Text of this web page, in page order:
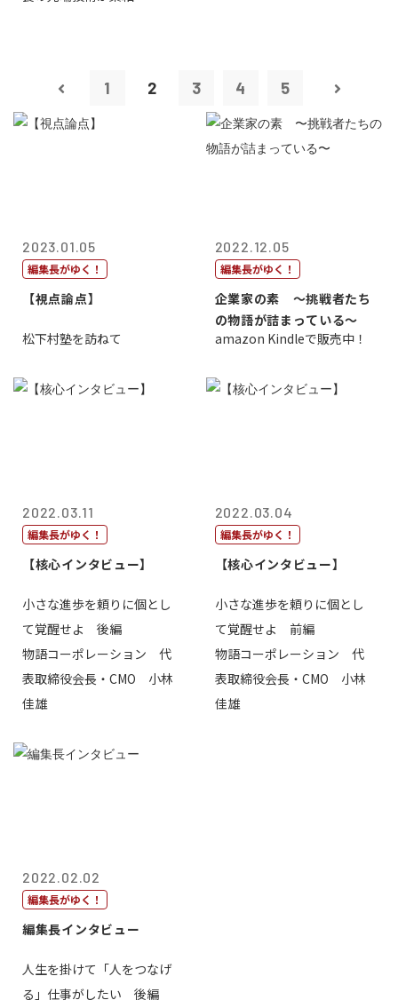
1 2 3 4 5
2023.01.05
編集長がゆく！
【視点論点】
松下村塾を訪ねて
2022.12.05
編集長がゆく！
企業家の素 〜挑戦者たち
の物語が詰まっている〜
amazon Kindleで販売中！
2022.03.11
編集長がゆく！
【核心インタビュー】
小さな進歩を頼りに個とし
て覚醒せよ 後編
物語コーポレーション 代
表取締役会長・CMO 小林
佳雄
2022.03.04
編集長がゆく！
【核心インタビュー】
小さな進歩を頼りに個とし
て覚醒せよ 前編
物語コーポレーション 代
表取締役会長・CMO 小林
佳雄
2022.02.02
編集長がゆく！
編集長インタビュー
人生を掛けて「人をつなげ
る」仕事がしたい 後編